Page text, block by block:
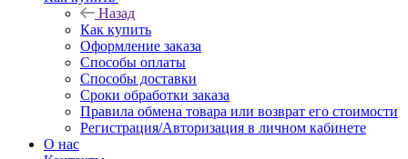
Назад
Как купить
Оформление заказа
Способы оплаты
Способы доставки
Сроки обработки заказа
Правила обмена товара или возврат его стоимости
Регистрация/Авторизация в личном кабинете
О нас